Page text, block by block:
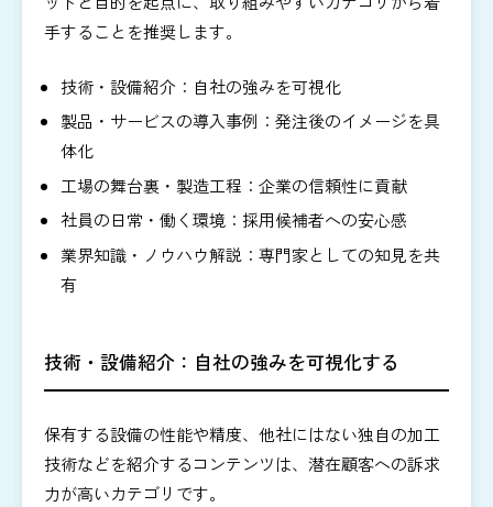
手することを推奨します。
技術・設備紹介：自社の強みを可視化
製品・サービスの導入事例：発注後のイメージを具
体化
工場の舞台裏・製造工程：企業の信頼性に貢献
社員の日常・働く環境：採用候補者への安心感
業界知識・ノウハウ解説：専門家としての知見を共
有
技術・設備紹介：自社の強みを可視化する
保有する設備の性能や精度、他社にはない独自の加工
技術などを紹介するコンテンツは、潜在顧客への訴求
力が高いカテゴリです。